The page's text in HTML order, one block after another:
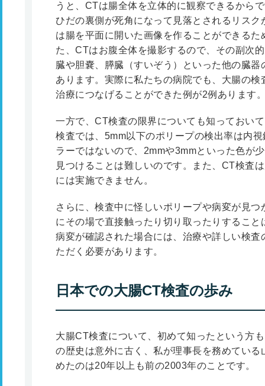
うと、CTは腸全体を立体的に観察できるから
ひだの裏側が死角になって見落とされるリス
は腸を平面に開いた画像を作ることができる
た、CTはお腹全体を撮影するので、その副次
臓や胆嚢、膵臓（すいぞう）といった他の臓
あります。実際に私たちの病院でも、大腸の
治療につなげることができた例が2例あります
一方で、CT検査の限界についても知っておい
検査では、5mm以下のポリープの検出率は内
ラーではないので、2mmや3mmといった色が
見つけることは難しいのです。また、CT検査
には実施できません。
さらに、検査中に怪しいポリープや病変が見
にその場で直接触ったり切り取ったりするこ
病変が確認された場合には、治療や詳しい検
ただく必要があります。
日本での大腸CT検査の歩み
大腸CT検査について、初めて知ったという方
の歴史は意外に古く、私が理事長を務めてい
めたのは20年以上も前の2003年のことです。